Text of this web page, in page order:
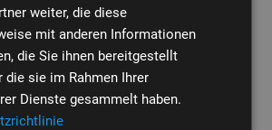
einen entscheidenden Schritt für
weiter, die diese
mit anderen Informationen
die Sie ihnen bereitgestellt
die sie im Rahmen Ihrer
Dienste gesammelt haben.